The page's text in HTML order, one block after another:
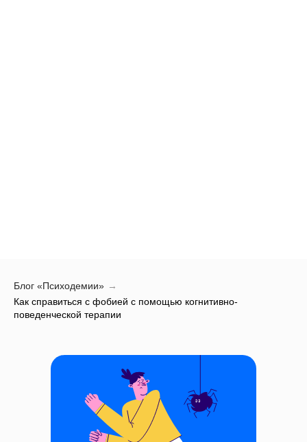
Блог «Психодемии» →
Как справиться с фобией с помощью когнитивно-
поведенческой терапии